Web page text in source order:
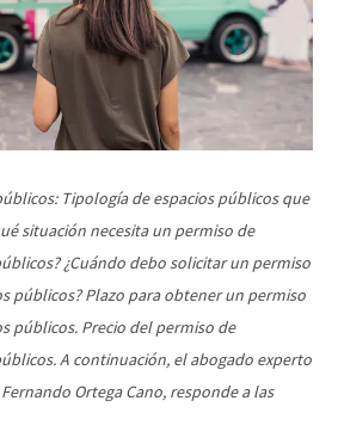
Tipología de espacios públicos que
situación necesita un permiso de
¿Cuándo debo solicitar un permiso
públicos? Plazo para obtener un permiso
públicos. Precio del permiso de
A continuación, el abogado experto
Ortega Cano, responde a las